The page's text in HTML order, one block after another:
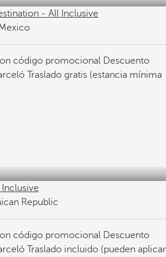
- All Inclusive
código promocional Descuento
Traslado gratis (estancia mínima
Republic
código promocional Descuento
Traslado incluido (pueden aplicar